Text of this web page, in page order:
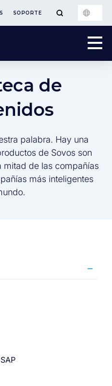
SOPORTE
de
palabra. Hay una
de Sovos son
mitad de las compañías
más inteligentes